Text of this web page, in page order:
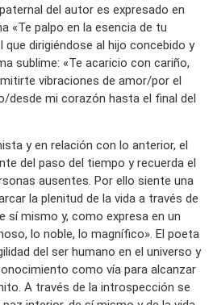
del autor es expresado en
«Te palpo en la esencia de tu
que dirigiéndose al hijo concebido y
sublime: «Te acaricio con cariño,
vibraciones de amor/por el
desde mi corazón hasta el final del
y en relación con lo anterior, el
del paso del tiempo y recuerda el
ausentes. Por ello siente una
la plenitud de la vida a través de
sí mismo y, como expresa en un
lo noble, lo magnífico». El poeta
del ser humano en el universo y
como vía para alcanzar
A través de la introspección se